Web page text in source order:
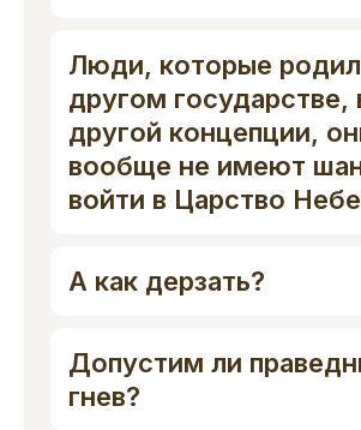
Люди, которые
другом государстве,
другой концепции,
вообще не имеют
войти в Царство
А как дерзать?
Допустим ли
гнев?